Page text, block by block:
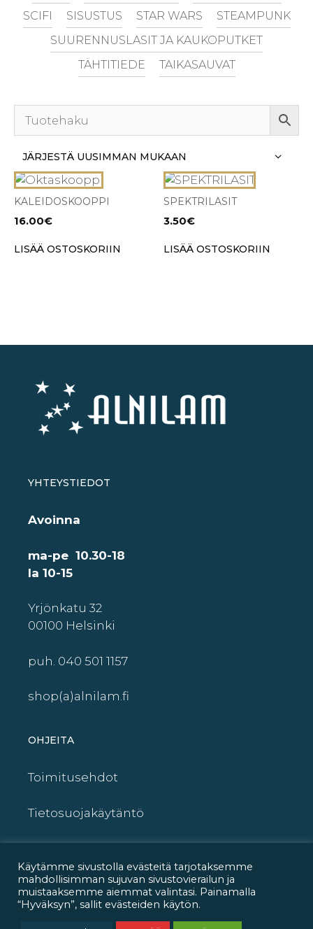
SCIFI
SISUSTUS STAR WARS
STEAMPUNK
SUURENNUSLASIT JA KAUKOPUTKET
TÄHTITIEDE
TAIKASAUVAT
KALEIDOSKOOPPI
16.00€
LISÄÄ OSTOSKORIIN
SPEKTRILASIT
3.50€
LISÄÄ OSTOSKORIIN
YHTEYSTIEDOT
Avoinna
ma-pe 10.30-18
la 10-15
Yrjönkatu 32
00100 Helsinki
puh. 040 501 1157
shop(a)alnilam.fi
OHJEITA
Toimitusehdot
Tietosuojakäytäntö
OIVA-raportti
Käytämme sivustolla evästeitä tarjotaksemme
mahdollisimman sujuvan sivustovierailun ja
muistaaksemme aiemmat valintasi. Painamalla
“Hyväksyn”, sallit evästeiden käytön.